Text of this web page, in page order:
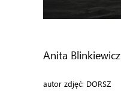
Anita Blinkiewicz
autor zdjęć: DORSZ